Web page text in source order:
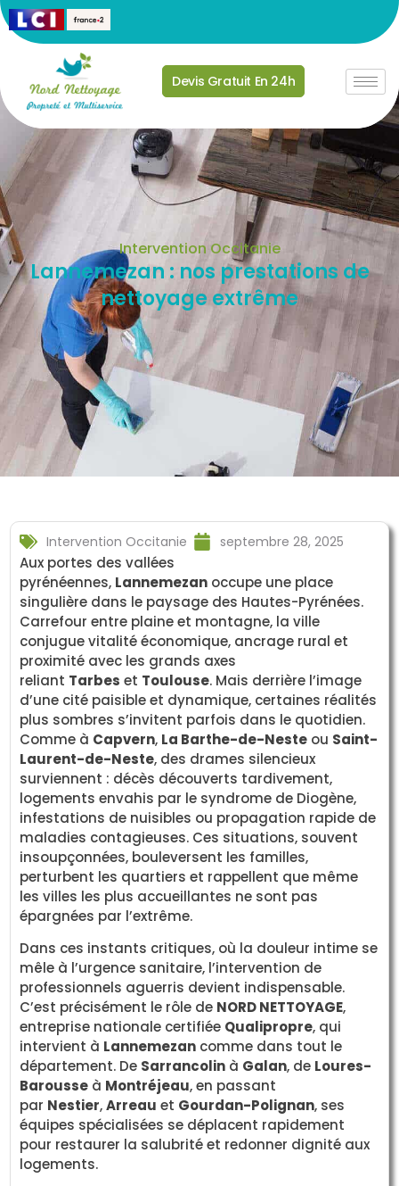
Devis Gratuit En 24h
Intervention Occitanie
Lannemezan : nos prestations de
nettoyage extrême
Intervention Occitanie septembre 28, 2025
Aux portes des vallées
pyrénéennes, Lannemezan occupe une place
singulière dans le paysage des Hautes-Pyrénées.
Carrefour entre plaine et montagne, la ville
conjugue vitalité économique, ancrage rural et
proximité avec les grands axes
reliant Tarbes et Toulouse. Mais derrière l’image
d’une cité paisible et dynamique, certaines réalités
plus sombres s’invitent parfois dans le quotidien.
Comme à Capvern, La Barthe-de-Neste ou Saint-
Laurent-de-Neste, des drames silencieux
surviennent : décès découverts tardivement,
logements envahis par le syndrome de Diogène,
infestations de nuisibles ou propagation rapide de
maladies contagieuses. Ces situations, souvent
insoupçonnées, bouleversent les familles,
perturbent les quartiers et rappellent que même
les villes les plus accueillantes ne sont pas
épargnées par l’extrême.
Dans ces instants critiques, où la douleur intime se
mêle à l’urgence sanitaire, l’intervention de
professionnels aguerris devient indispensable.
C’est précisément le rôle de NORD NETTOYAGE,
entreprise nationale certifiée Qualipropre, qui
intervient à Lannemezan comme dans tout le
département. De Sarrancolin à Galan, de Loures-
Barousse à Montréjeau, en passant
par Nestier,Arreau et Gourdan-Polignan, ses
équipes spécialisées se déplacent rapidement
pour restaurer la salubrité et redonner dignité aux
logements.